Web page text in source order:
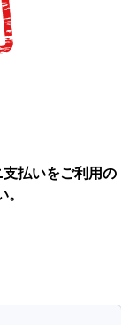
払いをご利用の